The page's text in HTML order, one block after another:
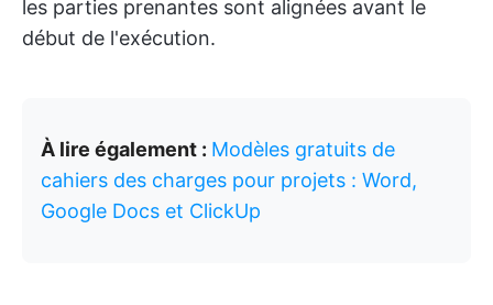
les parties prenantes sont alignées avant le
début de l'exécution.
À lire également : Modèles gratuits de
cahiers des charges pour projets : Word,
Google Docs et ClickUp